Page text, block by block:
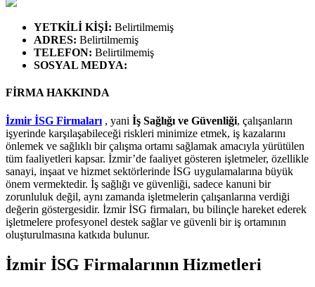
YETKİLİ KİŞİ: Belirtilmemiş
ADRES: Belirtilmemiş
TELEFON: Belirtilmemiş
SOSYAL MEDYA:
FİRMA HAKKINDA
İzmir İSG Firmaları , yani İş Sağlığı ve Güvenliği, çalışanların
işyerinde karşılaşabileceği riskleri minimize etmek, iş kazalarını
önlemek ve sağlıklı bir çalışma ortamı sağlamak amacıyla yürütülen
tüm faaliyetleri kapsar. İzmir’de faaliyet gösteren işletmeler, özellikle
sanayi, inşaat ve hizmet sektörlerinde İSG uygulamalarına büyük
önem vermektedir. İş sağlığı ve güvenliği, sadece kanuni bir
zorunluluk değil, aynı zamanda işletmelerin çalışanlarına verdiği
değerin göstergesidir. İzmir İSG firmaları, bu bilinçle hareket ederek
işletmelere profesyonel destek sağlar ve güvenli bir iş ortamının
oluşturulmasına katkıda bulunur.
İzmir İSG Firmalarının Hizmetleri